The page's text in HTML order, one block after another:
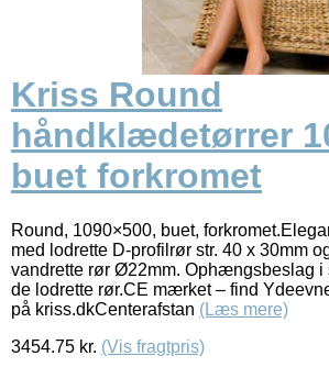
Kriss Round
håndklædetørrer
buet forkromet
Round, 1090×500, buet,
med lodrette D-profilrør str. 40 x 30mm
vandrette rør Ø22mm. Ophængsbeslag i
de lodrette rør.CE mærket – find
på kriss.dkCenterafstan (Læs mere)
3454.75 kr. (Vis fragtpris)